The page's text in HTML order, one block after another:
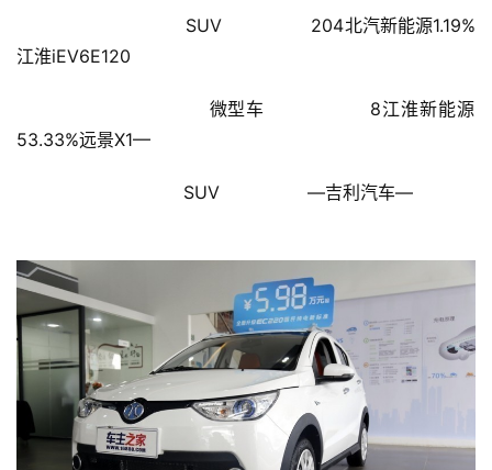
财
业
技
经
济
金
融
江淮iEV6E120
53.33%远景X1—
                        SUV                —吉利汽车—